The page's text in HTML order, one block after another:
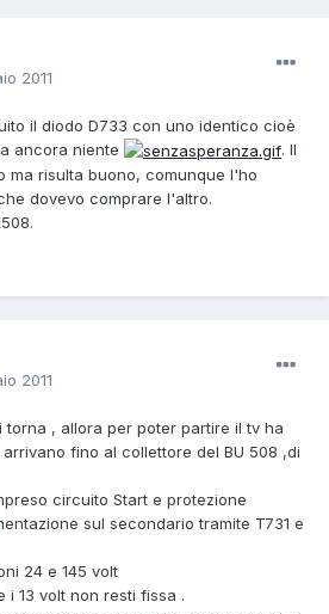
2011
il diodo D733 con uno identico cioè
ancora niente
. Il
ma risulta buono, comunque l'ho
dovevo comprare l'altro.
2011
, allora per poter partire il tv ha
fino al collettore del BU 508 ,di
circuito Start e protezione
sul secondario tramite T731 e
24 e 145 volt
i 13 volt non resti fissa .